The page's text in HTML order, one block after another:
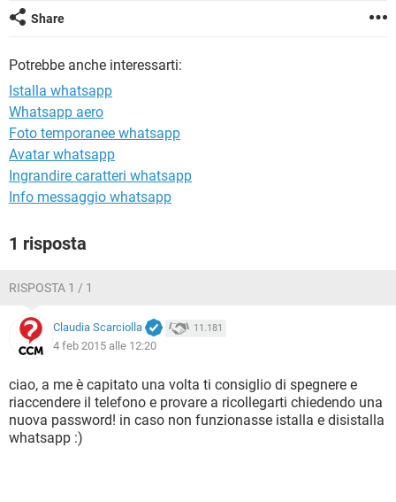
TIKTOK
Share
Potrebbe anche interessarti:
Istalla whatsapp
Whatsapp aero
Foto temporanee whatsapp
Avatar whatsapp
Ingrandire caratteri whatsapp
Info messaggio whatsapp
1 risposta
RISPOSTA 1 / 1
Claudia Scarciolla 11.181
4 feb 2015 alle 12:20
ciao, a me è capitato una volta ti consiglio di spegnere e
riaccendere il telefono e provare a ricollegarti chiedendo una
nuova password! in caso non funzionasse istalla e disistalla
whatsapp :)